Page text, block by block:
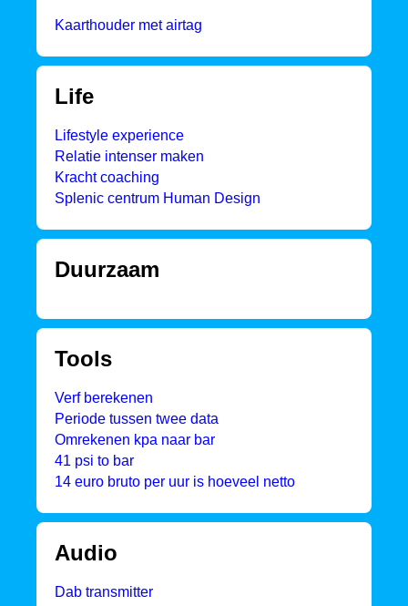
Kaarthouder met airtag
Life
Lifestyle experience
Relatie intenser maken
Kracht coaching
Splenic centrum Human Design
Duurzaam
Tools
Verf berekenen
Periode tussen twee data
Omrekenen kpa naar bar
41 psi to bar
14 euro bruto per uur is hoeveel netto
Audio
Dab transmitter